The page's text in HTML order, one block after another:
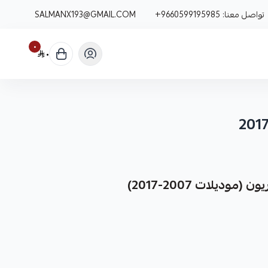
تواصل معنا: +9660599195985
SALMANX193@GMAIL.COM
٠ ٠
2007-2017)